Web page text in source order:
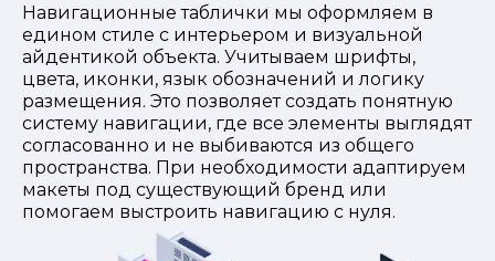
Навигационные таблички мы оформляем в
едином стиле с интерьером и визуальной
айдентикой объекта. Учитываем шрифты,
цвета, иконки, язык обозначений и логику
размещения. Это позволяет создать понятную
систему навигации, где все элементы выглядят
согласованно и не выбиваются из общего
пространства. При необходимости адаптируем
макеты под существующий бренд или
помогаем выстроить навигацию с нуля.